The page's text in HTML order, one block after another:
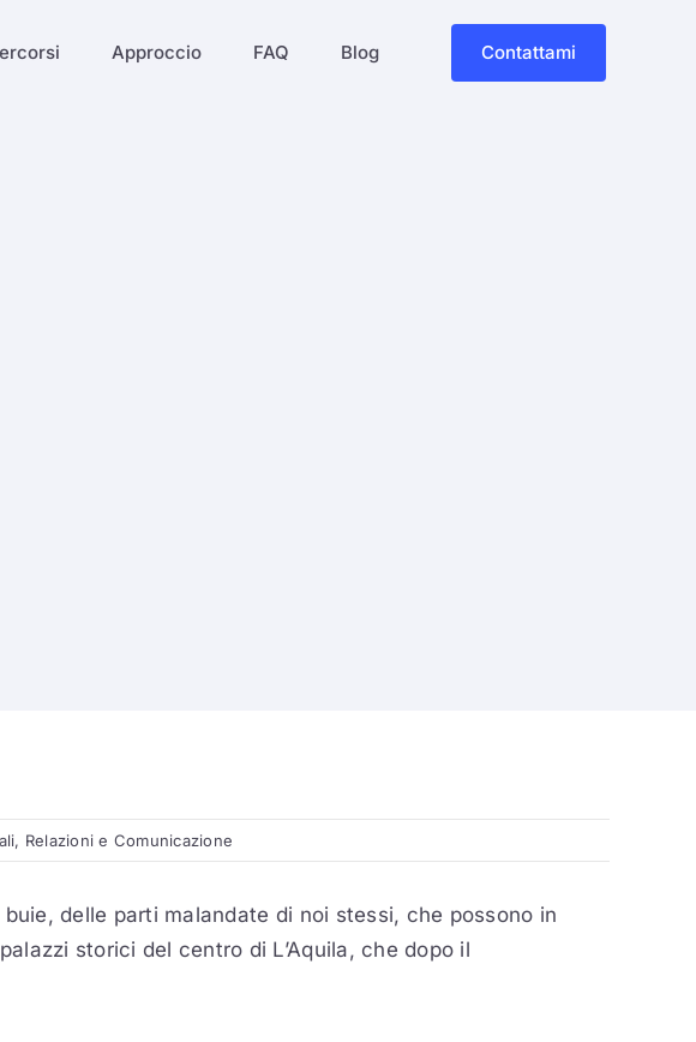
Approccio FAQ Blog Contattami
, Relazioni e Comunicazione
delle parti malandate di noi stessi, che possono in
storici del centro di L’Aquila, che dopo il